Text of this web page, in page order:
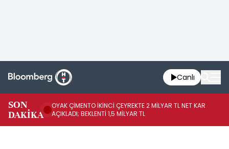
Canlı
SON
DAKİKA
OYAK ÇİMENTO İKİNCİ ÇEYREKTE 2 MİLYAR TL NET KAR
AÇIKLADI; BEKLENTİ 1,5 MİLYAR TL